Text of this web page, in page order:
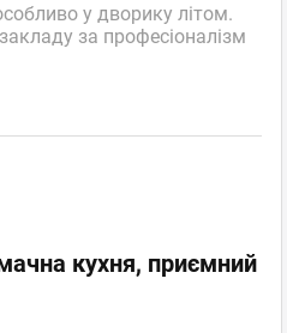
у дворику літом.
за професіоналізм
кухня, приємний